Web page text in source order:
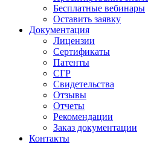
Бесплатные вебинары
Оставить заявку
Документация
Лицензии
Сертификаты
Патенты
СГР
Свидетельства
Отзывы
Отчеты
Рекомендации
Заказ документации
Контакты